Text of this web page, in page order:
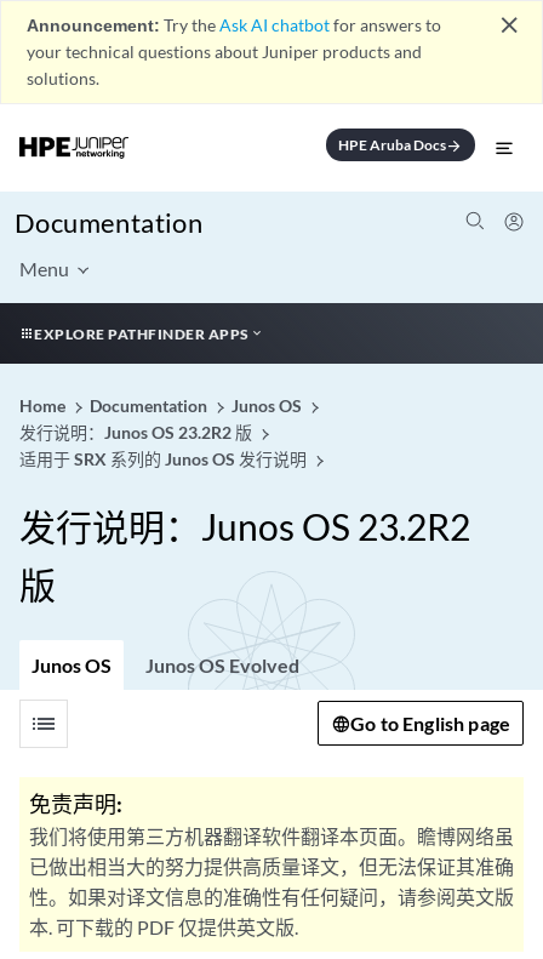
Announcement: Try theAsk AI chatbotfor answers to
your technical questions about Juniper products and
solutions.
close
HPE Aruba Docsarrow_forward
Documentation
Menu
EXPLORE PATHFINDER APPS
Home Documentation
Junos OS
发行说明：Junos OS 23.2R2 版
适用于 SRX 系列的 Junos OS 发行说明
发行说明：Junos OS 23.2R2
版
Junos OS Junos OS Evolved
list Go to English page
免责声明:
我们将使用第三方机器翻译软件翻译本页面。瞻博网络虽
已做出相当大的努力提供高质量译文，但无法保证其准确
性。如果对译文信息的准确性有任何疑问，请参阅英文版
本. 可下载的 PDF 仅提供英文版.